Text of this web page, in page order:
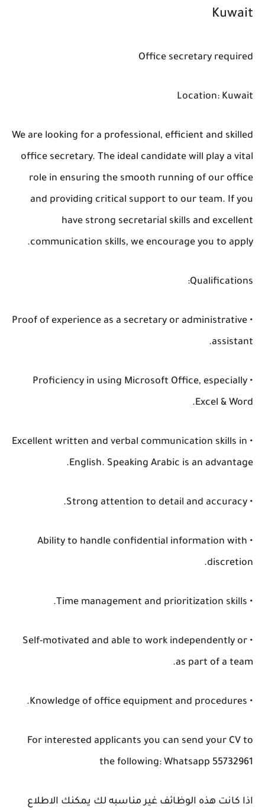
Kuwait
Office secretary required
Location: Kuwait
We are looking for a professional, efficient and skilled
office secretary. The ideal candidate will play a vital
role in ensuring the smooth running of our office
and providing critical support to our team. If you
have strong secretarial skills and excellent
communication skills, we encourage you to apply.
Qualifications:
• Proof of experience as a secretary or administrative
assistant.
• Proficiency in using Microsoft Office, especially
Excel & Word.
• Excellent written and verbal communication skills in
English. Speaking Arabic is an advantage.
• Strong attention to detail and accuracy.
• Ability to handle confidential information with
discretion.
• Time management and prioritization skills.
• Self-motivated and able to work independently or
as part of a team.
• Knowledge of office equipment and procedures.
For interested applicants you can send your CV to
the following: Whatsapp 55732961
اذا كانت هذه الوظائف غير مناسبه لك يمكنك الاطلاع